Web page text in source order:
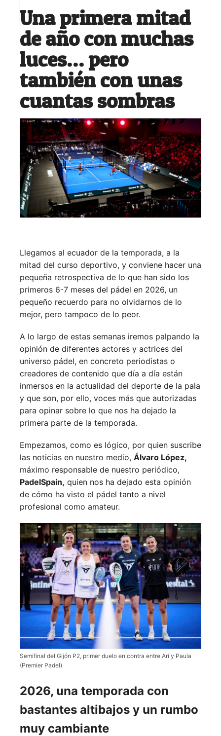
Una primera mitad
de año con muchas
luces… pero
también con unas
cuantas sombras
Llegamos al ecuador de la temporada, a la
mitad del curso deportivo, y conviene hacer una
pequeña retrospectiva de lo que han sido los
primeros 6-7 meses del pádel en 2026, un
pequeño recuerdo para no olvidarnos de lo
mejor, pero tampoco de lo peor.
A lo largo de estas semanas iremos palpando la
opinión de diferentes actores y actrices del
universo pádel, en concreto periodistas o
creadores de contenido que día a día están
inmersos en la actualidad del deporte de la pala
y que son, por ello, voces más que autorizadas
para opinar sobre lo que nos ha dejado la
primera parte de la temporada.
Empezamos, como es lógico, por quien suscribe
las noticias en nuestro medio, Álvaro López,
máximo responsable de nuestro periódico,
PadelSpain, quien nos ha dejado esta opinión
de cómo ha visto el pádel tanto a nivel
profesional como amateur.
Semifinal del Gijón P2, primer duelo en contra entre Ari y Paula
(Premier Padel)
2026, una temporada con
bastantes altibajos y un rumbo
muy cambiante